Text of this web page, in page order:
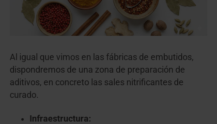
Al igual que vimos en las fábricas de embutidos,
dispondremos de una zona de preparación de
aditivos, en concreto las sales nitrificantes de
curado.
Infraestructura: